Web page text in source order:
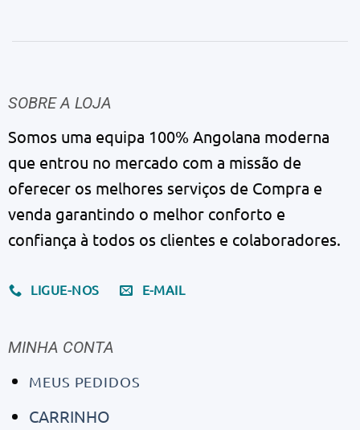
SOBRE A LOJA
Somos uma equipa 100% Angolana moderna
que entrou no mercado com a missão de
oferecer os melhores serviços de Compra e
venda garantindo o melhor conforto e
confiança à todos os clientes e colaboradores.
LIGUE-NOS E-MAIL
MINHA CONTA
MEUS PEDIDOS
CARRINHO